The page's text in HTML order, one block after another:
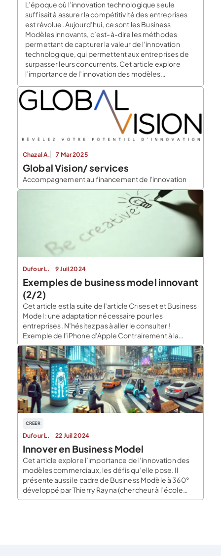
L’époque où l’innovation technologique seule
suffisait à assurer la compétitivité des entreprises
est révolue. Aujourd’hui, ce sont les Business
Modèles innovants, c’est-à-dire les méthodes
permettant de capturer la valeur de l’innovation
technologique, qui permettent aux entreprises de
surpasser leurs concurrents. Cet article explore
l’importance de l’innovation des modèles
Chazal A. 7 Mar 2025
Global Vision/ services
Accompagnement au financement de l'innovation
Dufour L. 9 Juil 2024
Exemples de business model innovant
(2/2)
Cet article est la suite de l’article Crises et et Business
Model : une adaptation nécessaire pour les
entreprises. N’hésitez pas à aller le consulter !
Exemple de l’iPhone d’Apple Contrairement à la
croyance populaire, en 2007, lorsque Steve Jobs
lance l’iPhone 1, il n’était absolument pas supérieur à
ses concurrents sur le plan technologique, […]
CREER
Dufour L. 22 Juil 2024
Innover en Business Model
Cet article explore l’importance de l’innovation des
modèles commerciaux, les défis qu’elle pose. Il
présente aussi le cadre de Business Modèle à 360°
développé par Thierry Rayna (chercheur à l’école
Polytechnique) et Ludmila Striukova (professeur à